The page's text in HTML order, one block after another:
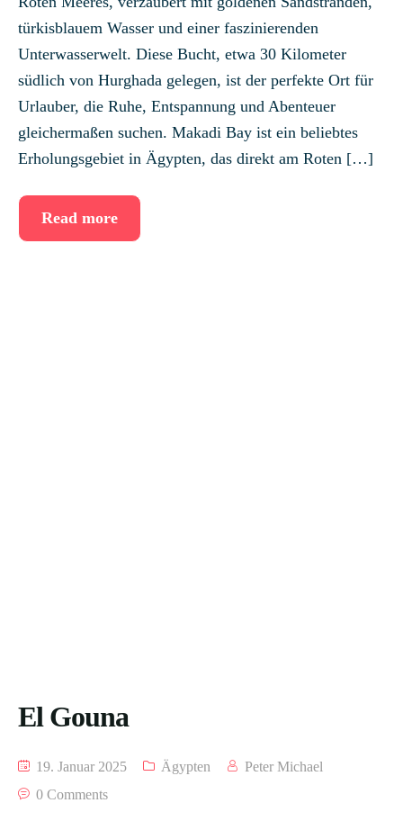
türkisblauem Wasser und einer faszinierenden
Unterwasserwelt. Diese Bucht, etwa 30 Kilometer
südlich von Hurghada gelegen, ist der perfekte Ort für
Urlauber, die Ruhe, Entspannung und Abenteuer
gleichermaßen suchen. Makadi Bay ist ein beliebtes
Erholungsgebiet in Ägypten, das direkt am Roten […]
Read more
El Gouna
19. Januar 2025 Ägypten
Peter Michael
0 Comments